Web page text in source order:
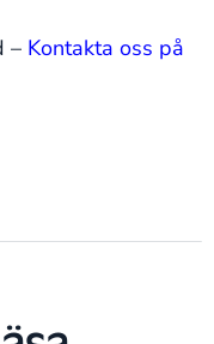
– Kontakta oss på